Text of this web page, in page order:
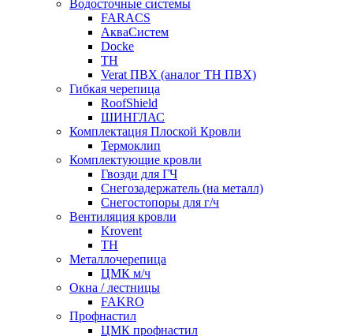
Водосточные системы
FARACS
АкваСистем
Docke
ТН
Verat ПВХ (аналог ТН ПВХ)
Гибкая черепица
RoofShield
ШИНГЛАС
Комплектация Плоской Кровли
Термоклип
Комплектующие кровли
Гвозди для ГЧ
Снегозадержатель (на металл)
Снегостопоры для г/ч
Вентиляция кровли
Krovent
ТН
Металлочерепица
ЦМК м/ч
Окна / лестницы
FAKRO
Профнастил
ЦМК профнастил